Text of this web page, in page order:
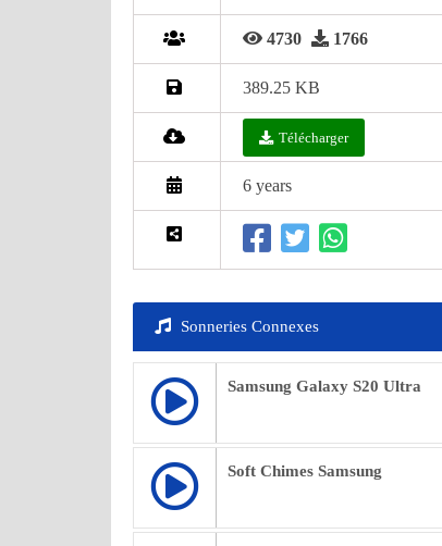
4730 1766
389.25 KB
Télécharger
6 years
Sonneries Connexes
Samsung Galaxy S20 Ultra
Soft Chimes Samsung